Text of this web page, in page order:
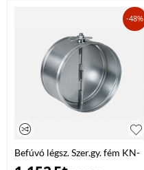
-48%
Befúvó légsz. Szer.gy. fém KN-
RM-150